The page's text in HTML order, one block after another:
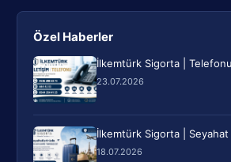
Özel Haberler
İlkemtürk Sigorta | Telefonu
23.07.2026
İlkemtürk Sigorta | Seyahat
18.07.2026